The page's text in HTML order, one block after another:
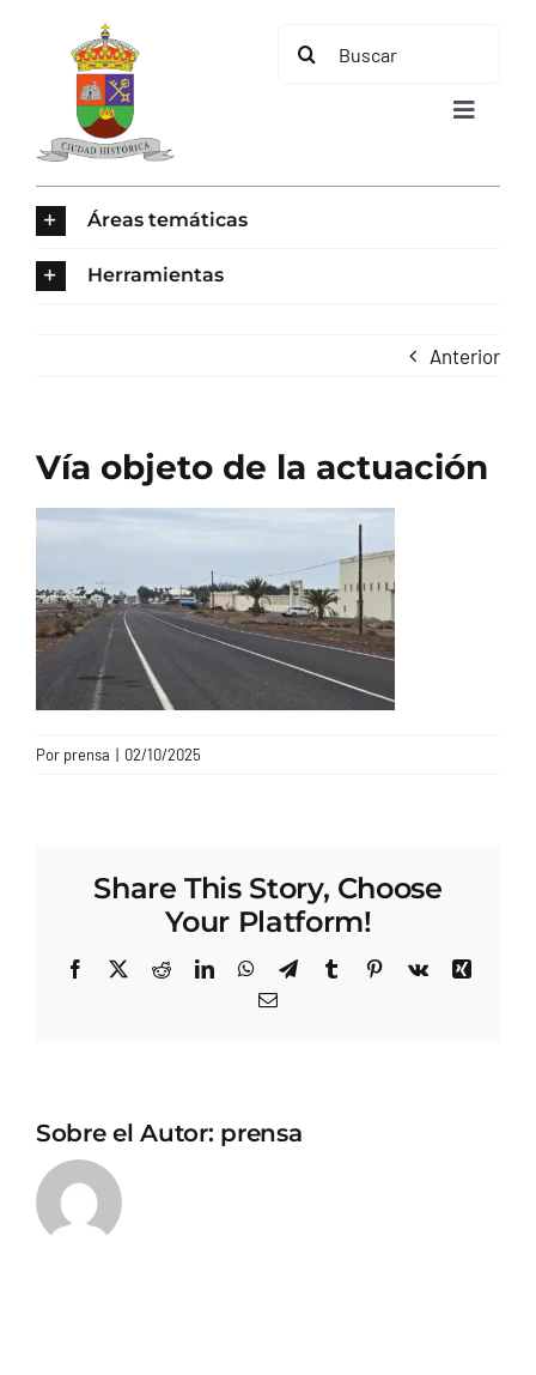
contenido
Buscar:
Toggle
Áreas temáticas
Herramientas
Anterior
Vía objeto de la actuación
Por prensa | 02/10/2025
Share This Story, Choose
Your Platform!
Facebook
X RedditLinkedInWhatsApp
TelegramTumblrPinterest
Vk
Xing
Correo
Sobre el Autor: prensa